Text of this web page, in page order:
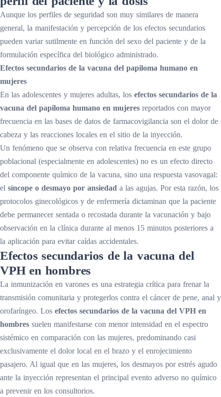
Aunque los perfiles de seguridad son muy similares de manera
general, la manifestación y percepción de los efectos secundarios
pueden variar sutilmente en función del sexo del paciente y de la
formulación específica del biológico administrado.
Efectos secundarios de la vacuna del papiloma humano en
mujeres
En las adolescentes y mujeres adultas, los efectos secundarios de la
vacuna del papiloma humano en mujeres reportados con mayor
frecuencia en las bases de datos de farmacovigilancia son el dolor de
cabeza y las reacciones locales en el sitio de la inyección.
Un fenómeno que se observa con relativa frecuencia en este grupo
poblacional (especialmente en adolescentes) no es un efecto directo
del componente químico de la vacuna, sino una respuesta vasovagal:
el síncope o desmayo por ansiedad a las agujas. Por esta razón, los
protocolos ginecológicos y de enfermería dictaminan que la paciente
debe permanecer sentada o recostada durante la vacunación y bajo
observación en la clínica durante al menos 15 minutos posteriores a
la aplicación para evitar caídas accidentales.
Efectos secundarios de la vacuna del
VPH en hombres
La inmunización en varones es una estrategia crítica para frenar la
transmisión comunitaria y protegerlos contra el cáncer de pene, anal y
orofaríngeo. Los efectos secundarios de la vacuna del VPH en
hombres suelen manifestarse con menor intensidad en el espectro
sistémico en comparación con las mujeres, predominando casi
exclusivamente el dolor local en el brazo y el enrojecimiento
pasajero. Al igual que en las mujeres, los desmayos por estrés agudo
ante la inyección representan el principal evento adverso no químico
a prevenir en los consultorios.